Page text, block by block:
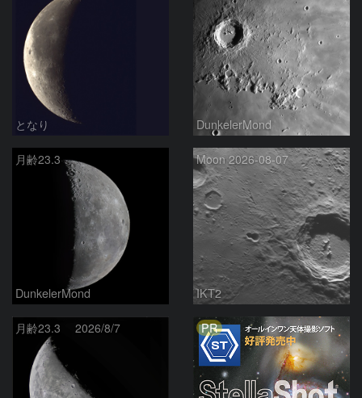
となり DunkelerMond
月齢23.3
DunkelerMond
Moon 2026-08-07
IKT2
月齢23.3 2026/8/7 PR